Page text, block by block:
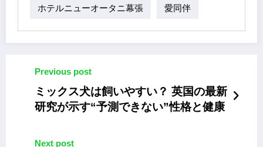
ホテルニューオータニ幕張 愛同伴
Previous post
ミックス犬は飼いやすい？ 英国の最新
研究が示す“予測できない”性格と健康
Next post